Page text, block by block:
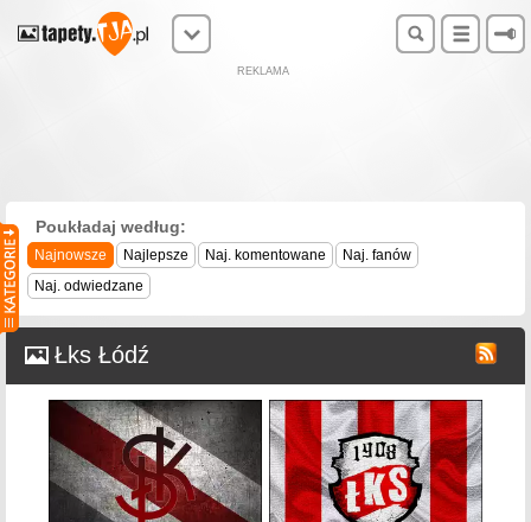
REKLAMA
Poukładaj według:
Najnowsze Najlepsze Naj. komentowane
Naj. fanów
Naj. odwiedzane
Łks Łódź